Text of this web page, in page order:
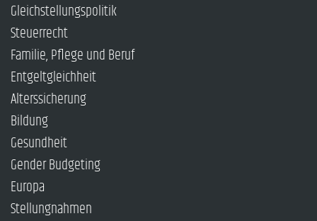
Gleichstellungspolitik
Steuerrecht
Familie, Pflege und Beruf
Entgeltgleichheit
Alterssicherung
Bildung
Gesundheit
Gender Budgeting
Europa
Stellungnahmen